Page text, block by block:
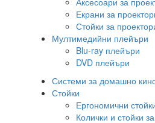
Екрани за
Стойки за
Мултимедийни плейъри
Blu-ray плейъри
DVD плейъри
Системи за домашно
Стойки
Ергономични
Колички и стойки